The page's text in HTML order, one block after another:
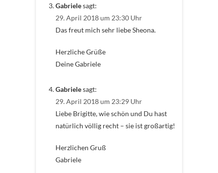
Gabrielesagt:
29. April 2018 um 23:30 Uhr
Das freut mich sehr liebe Sheona.
Herzliche Grüße
Deine Gabriele
Gabrielesagt:
29. April 2018 um 23:29 Uhr
Liebe Brigitte, wie schön und Du hast
natürlich völlig recht – sie ist großartig!
Herzlichen Gruß
Gabriele